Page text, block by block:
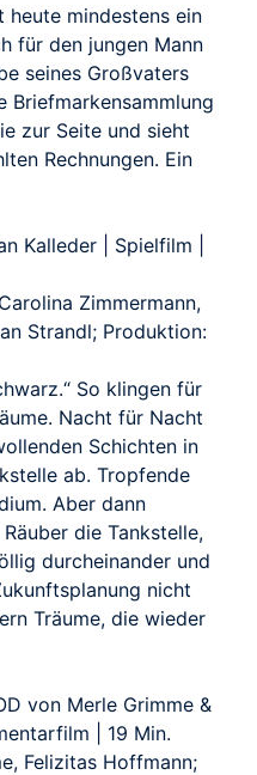
heute mindestens ein
für den jungen Mann
seines Großvaters
Briefmarkensammlung
zur Seite und sieht
Rechnungen. Ein
Kalleder | Spielfilm |
Zimmermann,
Strandl; Produktion:
So klingen für
Nacht für Nacht
Schichten in
ab. Tropfende
Aber dann
die Tankstelle,
durcheinander und
nicht
Träume, die wieder
von Merle Grimme &
| 19 Min.
Felizitas Hoffmann;